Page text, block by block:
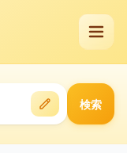
検索